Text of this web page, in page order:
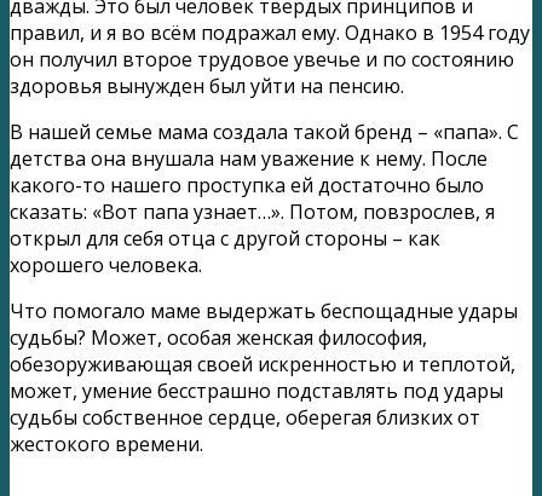
дважды. Это был человек твердых принципов и
правил, и я во всём подражал ему. Однако в 1954 году
он получил второе трудовое увечье и по состоянию
здоровья вынужден был уйти на пенсию.
В нашей семье мама создала такой бренд – «папа». С
детства она внушала нам уважение к нему. После
какого-то нашего проступка ей достаточно было
сказать: «Вот папа узнает…». Потом, повзрослев, я
открыл для себя отца с другой стороны – как
хорошего человека.
Что помогало маме выдержать беспощадные удары
судьбы? Может, особая женская философия,
обезоруживающая своей искренностью и теплотой,
может, умение бесстрашно подставлять под удары
судьбы собственное сердце, оберегая близких от
жестокого времени.